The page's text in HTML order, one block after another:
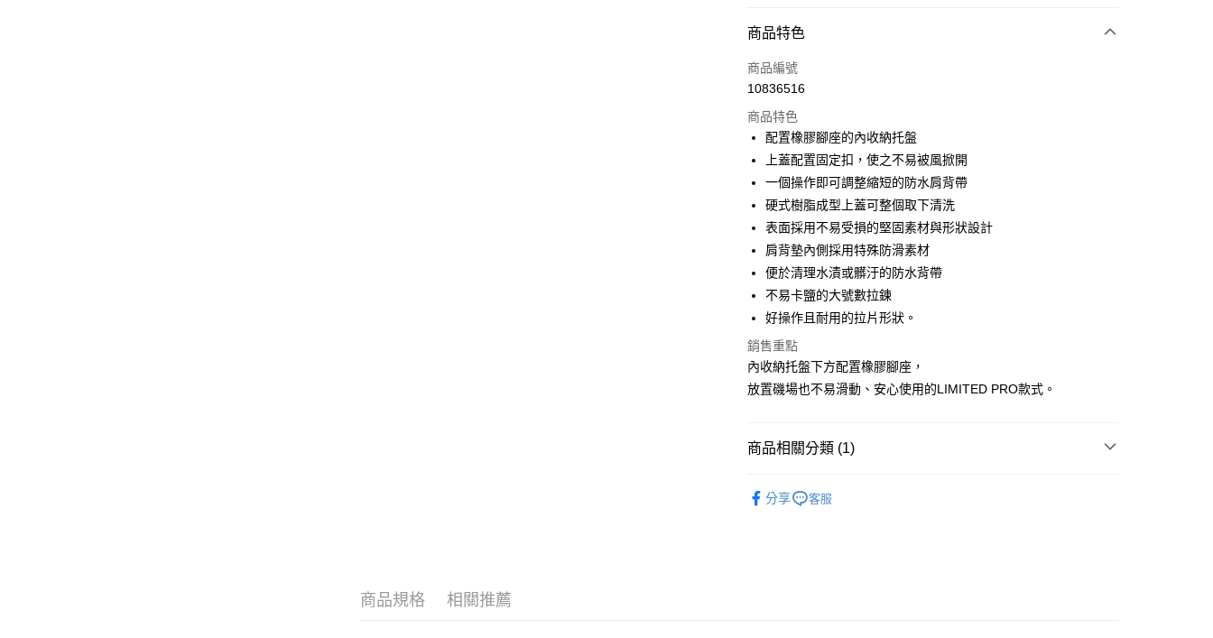
合作金庫商業銀行
華南商業銀行
上海商業儲蓄銀行
國泰世華商業銀行
臺灣中小企業銀行
台中商業銀行
聯邦商業銀行
遠東國際商業銀行
元大商業銀行
永豐商業銀行
玉山商業銀行
星展（台灣）商業銀行
台新國際商業銀行
台灣樂天信用卡公司
6 期 0 利率 每期
華南商業銀行
上海商業儲蓄銀行
國泰世華商業銀行
兆豐國際商業銀行
臺灣中小企業銀行
台中商業銀行
匯豐（台灣）商業銀行
華泰商業銀行
元大商業銀行
永豐商業銀行
玉山商業銀行
台新國際商業銀行
台灣樂天信用卡公司
LINE Pay
Apple Pay
悠遊付
Google Pay
全盈+PAY
ATM付款
7-11取貨(快速到店)
每筆NT$100，滿NT$1,000(含以上)免運費
每筆NT$100，滿NT$1,000(含以上)免運費
免運費
商品特色
商品編號
10836516
商品特色
配置橡膠腳座的內收納托盤
上蓋配置固定扣，使之不易被風掀開
一個操作即可調整縮短的防水肩背帶
硬式樹脂成型上蓋可整個取下清洗
表面採用不易受損的堅固素材與形狀設計
肩背墊內側採用特殊防滑素材
便於清理水漬或髒汙的防水背帶
不易卡鹽的大號數拉鍊
好操作且耐用的拉片形狀。
銷售重點
內收納托盤下方配置橡膠腳座，
放置磯場也不易滑動、安心使用的LIMITED PRO款式。
商品相關分類 (1)
分享
客服
商品規格 相關推薦